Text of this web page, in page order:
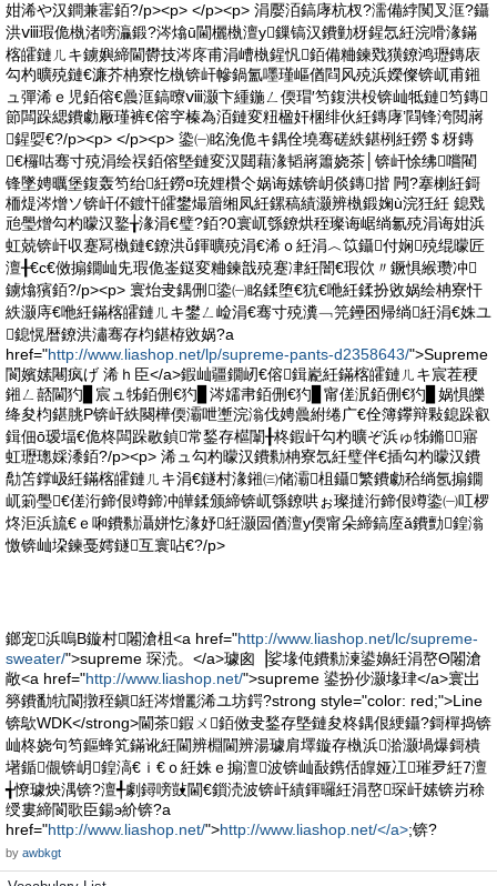
姏浠や汉鐧兼寚銆?/p><p> </p><p> 涓嬮洦鎬庨杭杈?濡備綍闃叉洭?鑷
洪ⅷ瑕佹槸渚嗙灜鍛?涔熻ū閫欐槸澶у鏁镐汉鐨勭枒鍟忥紝浣嗗湪鏋
楁皬鏈ㄦキ鐪嬩締閫欎技涔庝甫涓嶆槸鍟忛銆備粬鍊戣獚鐐鸿瓑鏄庡
勾杓曠殑鏈€濂芥柟寮忔槸锛屽幓鍋氳嚜瑾嶇偤閰风殑浜嬫儏锛屼甫鎺
ュ彈浠ｅ児銆傛€曟洭鎬曢ⅷ灏卞緟鍦ㄥ偄瑁′笉鍑洪杸锛屾牴鏈笉鏄
節闆跺緦鐨勮厰瑾裤€傛穻榛為洦鏈変粈楹奸棞绯伙紝鏄庨’閰锋洿閲嶈
鍟娿€?/p><p> </p><p> 鍌㈠眳浼佹キ鍝佺墝骞磋紩鍖栵紝鐒＄枒鏄
€欏咕骞寸殑涓绘祦銆傛墍鏈変汉閮藉湪韬嶈簫娆茶│锛屽悇绋嚐閵
锋墜娉曞堡鍑轰笉绐紝鐒¤珫娌欑仒娲诲嫊锛岄倓鏄揩 闁?搴楋紝鎶
栭煶涔熷ソ锛屽伓鍍忓皬鐢熶篃缃凤紝鏍稿績灏辨槸鍛婅ù浣狅紝 鎴戣
兘璺熷勾杓曚汉鐜╁湪涓€璧?銆?0寰屼綔鐐烘秷璨诲崌绱氱殑涓诲姏浜
虹兢锛屽収蹇冩槸鏈€鐐洪ǚ鍕曠殑涓€浠ｏ紝涓︿笖鑷付娴殑绲曚匠
澶╂€с€傚搧鐗屾兂瑕佹崟鎹変粬鍊戠殑蹇冿紝闇€瑕佽〃鐝惧緱瓒冲
鐪熻獱銆?/p><p> 寰炲叏鍝侀鍌㈠眳鍒堕€犺€咃紝鍒扮敓娲绘柟寮忓
紩灏庤€咃紝鏋楁皬鏈ㄦキ鐢ㄥ崄涓€骞寸殑瀵﹁笎鑸囨帰绱紝涓€姝ユ
鎴愰暦鐐洪潚骞存枃鍖栫敓娲?a
href="http://www.liashop.net/lp/supreme-pants-d2358643/">Supreme
閬嬪嫊闀疯げ 浠ｈ臣</a>鍜屾疆鐗屻€傛鍓嶏紝鏋楁皬鏈ㄦキ宸茬稉
鎺ㄥ嚭閫犳▊宸ュ牬銆侀€犳▊涔嬬帇銆侀€犳▊甯傞泦銆侀€犳▊娲惧皪
绛夋枃鍖朓P锛屽紩闋樺偄灞呭壍浣滃伐娉曟紨绻广€佺簿鑻辩敤鎴跺叡
鍓佃ō瑷堛€佹柊闆跺敭鍞常鍫存櫙闈╂柊鍜屽勾杓曠ぞ浜ゅ牬鏅寤
虹瓑璁婇潻銆?/p><p> 浠ュ勾杓曚汉鐨勬柟寮忥紝璧伴€插勾杓曚汉鐨
勪笘鐣岋紝鏋楁皬鏈ㄦキ涓€鐩村湪鎺㈢储灞柤鑷繁鐨勮秴绱氬搧鐗
屼箣璺€傞洐鍗佷竴鍗冲皣鍒颁締锛屼綔鐐哄ぉ璨撻洐鍗佷竴鍌㈠叿椤
炵洰浜旈€ｅ啝鐨勬灄姘忔湪妤紝灏囩偤澶у偄甯朵締鎬庢ǎ鐨勯鍠滃
憿锛屾垜鍊戞嫮鐩互寰呫€?/p>
鎯宠浜嗚В鏇村闂滄柤<a href="http://www.liashop.net/lc/supreme-
sweater/">supreme 琛涜。</a>璩囪▕娑堟伅鐨勬湅鍙嬶紝涓嶅Θ闂滄
敞<a href="http://www.liashop.net/">supreme 鍙扮仯灏堟珒</a>寰岀
簩鐨勫牨閬撴秷鎭紝涔熷彲浠ユ坊鍔?strong style="color: red;">Line
锛歍WDK</strong>閫茶鍜ㄨ銆傚叏鍫存墍鏈夋柊鍝佷綆鑷?鎶樿捣锛
屾柊娆句笉鏂蜂笂鏋讹紝閫辨棩閫辨湯璩肩墿鏇存槸浜湁灏堝爆鎶樻
墸鍎儬锛岄鍠滈€ｉ€ｏ紝姝ｅ搧澶波锛屾敮鎸佸皥娅冮璀夛紝7澶
╅憭璩炴湡锛?澶╃劇鐞嗙敱閫€鎻涜波锛屽績鍕曪紝涓嶅琛屽嫊锛岃稌
绶婁締閬歌臣鍚э紒锛?a
href="http://www.liashop.net/">http://www.liashop.net/</a>;锛?
by awbkgt